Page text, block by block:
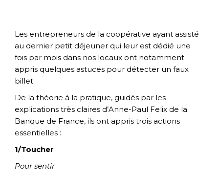
Les entrepreneurs de la coopérative ayant assisté
au dernier petit déjeuner qui leur est dédié une
fois par mois dans nos locaux ont notamment
appris quelques astuces pour détecter un faux
billet.
De la théorie à la pratique, guidés par les
explications très claires d’Anne-Paul Felix de la
Banque de France, ils ont appris trois actions
essentielles :
1/Toucher
Pour sentir